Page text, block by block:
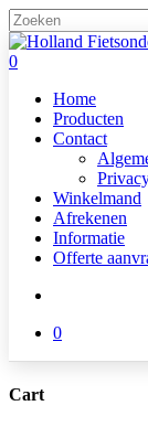
Skip
to
main
Close
Search
search
0
Home
Producten
Contact
Winkelmand
Afrekenen
Informatie
Offerte
0
Cart